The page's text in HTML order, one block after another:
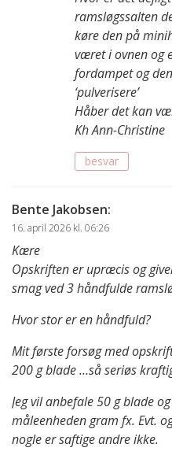
ramsløgssalten
køre den på
været i ovnen og
fordampet og
‘pulverisere’
Håber det kan
Kh Ann-Christine
besvar
Bente Jakobsen:
16. april 2026 kl. 06:26
Kære
Opskriften er upræcis og
smag ved 3 håndfulde
Hvor stor er en håndfuld?
Mit første forsøg med
200 g blade …så seriøs
Jeg vil anbefale 50 g blade
måleenheden gram fx. Evt.
nogle er saftige andre ikke.